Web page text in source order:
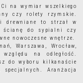
na wymiar wszelkiego
czy rolety rzymskie.
drewniane to strzał w
ścianę do sypialni czy
nowoczesne wnętrze.
Warszawa, Wrocław,
na odległość.
do wyboru kilkanaście
specjalnych. Aranżacja